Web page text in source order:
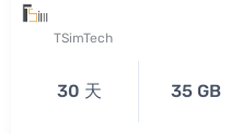
TSimTech
30 天 35 GB